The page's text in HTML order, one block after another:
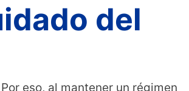
del
eso, al mantener un régimen